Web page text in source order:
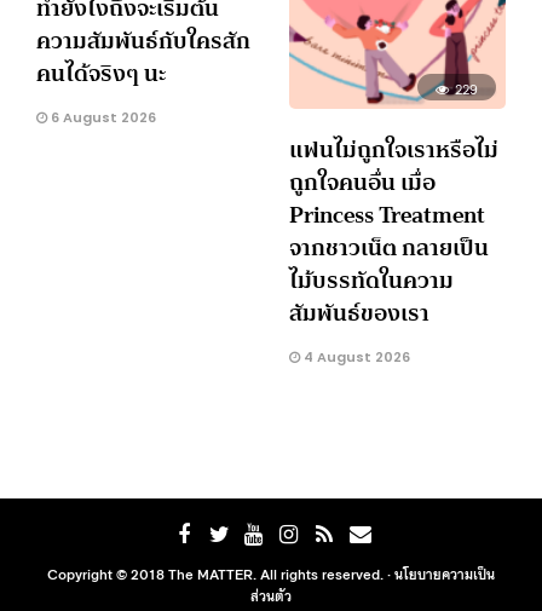
ความสัมพันธ์กับใครสัก
คนได้จริงๆ นะ
6 August 2026
229
แฟนไม่ถูกใจเราหรือไม่
ถูกใจคนอื่น เมื่อ
Princess Treatment
จากชาวเน็ต กลายเป็น
ไม้บรรทัดในความ
สัมพันธ์ของเรา
4 August 2026
Copyright © 2018 The MATTER. All rights reserved. ·นโยบายความเป็น
ส่วนตัว